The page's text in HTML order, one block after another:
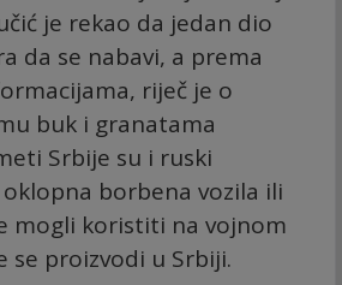
je rekao da jedan dio
da se nabavi, a prema
riječ je o
buk i granatama
Srbije su i ruski
borbena vozila ili
mogli koristiti na vojnom
se proizvodi u Srbiji.